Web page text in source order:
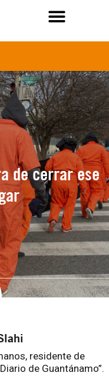
de cerrar ese
residente de
de Guantánamo”.